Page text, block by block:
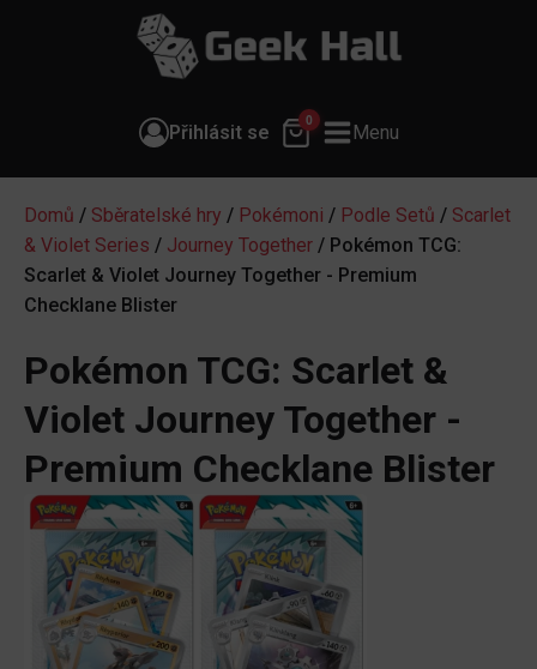
Přihlásit se
0
Menu
Domů / Sběratelské hry / Pokémoni / Podle Setů / Scarlet
& Violet Series / Journey Together / Pokémon TCG:
Scarlet & Violet Journey Together - Premium
Checklane Blister
Pokémon TCG: Scarlet &
Violet Journey Together -
Premium Checklane Blister